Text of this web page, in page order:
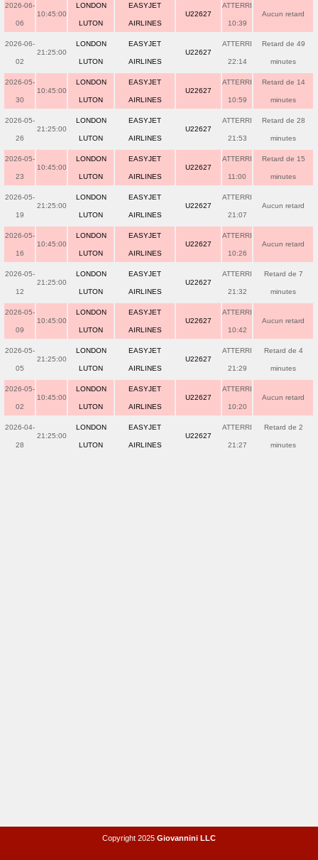
2026-06-
06
10:45:00
LONDON
LUTON
EASYJET
AIRLINES
U22627
ATTERRI
10:39
Aucun retard
2026-06-
02
21:25:00
LONDON
LUTON
EASYJET
AIRLINES
U22627
ATTERRI
22:14
Retard de 49
minutes
2026-05-
30
10:45:00
LONDON
LUTON
EASYJET
AIRLINES
U22627
ATTERRI
10:59
Retard de 14
minutes
2026-05-
26
21:25:00
LONDON
LUTON
EASYJET
AIRLINES
U22627
ATTERRI
21:53
Retard de 28
minutes
2026-05-
23
10:45:00
LONDON
LUTON
EASYJET
AIRLINES
U22627
ATTERRI
11:00
Retard de 15
minutes
2026-05-
19
21:25:00
LONDON
LUTON
EASYJET
AIRLINES
U22627
ATTERRI
21:07
Aucun retard
2026-05-
16
10:45:00
LONDON
LUTON
EASYJET
AIRLINES
U22627
ATTERRI
10:26
Aucun retard
2026-05-
12
21:25:00
LONDON
LUTON
EASYJET
AIRLINES
U22627
ATTERRI
21:32
Retard de 7
minutes
2026-05-
09
10:45:00
LONDON
LUTON
EASYJET
AIRLINES
U22627
ATTERRI
10:42
Aucun retard
2026-05-
05
21:25:00
LONDON
LUTON
EASYJET
AIRLINES
U22627
ATTERRI
21:29
Retard de 4
minutes
2026-05-
02
10:45:00
LONDON
LUTON
EASYJET
AIRLINES
U22627
ATTERRI
10:20
Aucun retard
2026-04-
28
21:25:00
LONDON
LUTON
EASYJET
AIRLINES
U22627
ATTERRI
21:27
Retard de 2
minutes
Copyright 2025 Giovannini LLC